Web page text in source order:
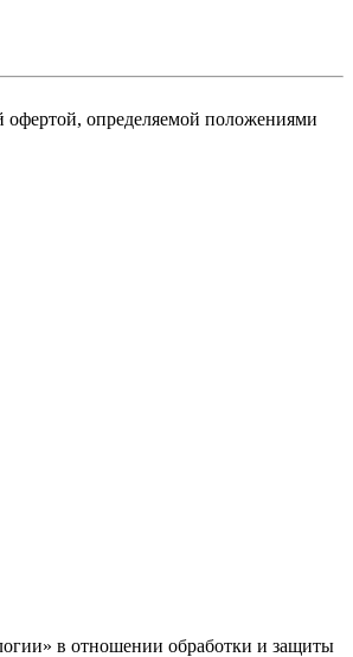
офертой, определяемой положениями
в отношении обработки и защиты